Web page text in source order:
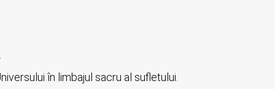
în limbajul sacru al sufletului.